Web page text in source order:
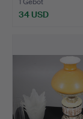
34 USD